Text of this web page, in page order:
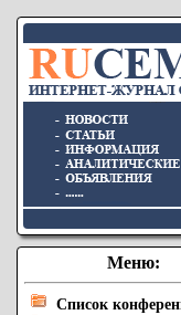
Меню:
Список